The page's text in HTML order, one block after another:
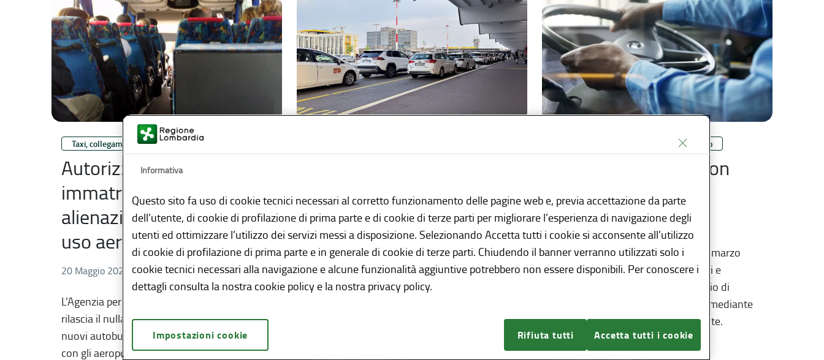
Taxi, collegamenti aeroportuali e noleggio
Autorizzazione per
immatricolazione /
alienazione autobus ad
uso aeroportuale
20 Maggio 2026
L’Agenzia per il trasporto pubblico locale
rilascia il nulla-osta all'immatricolazione di
nuovi autobus per il servizio di collegamento
con gli aeroporti lombardi, all'alienazione o il
aeroportuale
12 Marzo 2026
Regione Lombardia ha definito norme
speciali per assicurare una gestione uniforme
e coordinata del servizio taxi nei Comuni che
Taxi, collegamenti aeroportuali e noleggio
Noleggio autobus con
conducente
12 Marzo 2026
Il regolamento regionale n. 1 del 9 marzo
2022 stabilisce requisiti, condizioni e
procedure per l’esercizio del servizio di
trasporto di viaggiatori effettuato mediante
noleggio di autobus con conducente.
Informativa
Questo sito fa uso di cookie tecnici necessari al corretto funzionamento delle pagine web e, previa accettazione da parte
dell’utente, di cookie di profilazione di prima parte e di cookie di terze parti per migliorare l’esperienza di navigazione degli
utenti ed ottimizzare l’utilizzo dei servizi messi a disposizione. Selezionando Accetta tutti i cookie si acconsente all’utilizzo
di cookie di profilazione di prima parte e in generale di cookie di terze parti. Chiudendo il banner verranno utilizzati solo i
cookie tecnici necessari alla navigazione e alcune funzionalità aggiuntive potrebbero non essere disponibili. Per conoscere i
dettagli consulta la nostra cookie policy e la nostra privacy policy.
Impostazioni cookie Rifiuta tutti Accetta tutti i cookie